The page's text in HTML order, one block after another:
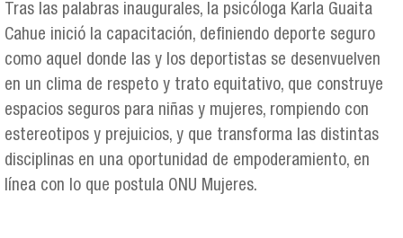
Tras las palabras inaugurales, la psicóloga Karla Guaita
Cahue inició la capacitación, definiendo deporte seguro
como aquel donde las y los deportistas se desenvuelven
en un clima de respeto y trato equitativo, que construye
espacios seguros para niñas y mujeres, rompiendo con
estereotipos y prejuicios, y que transforma las distintas
disciplinas en una oportunidad de empoderamiento, en
línea con lo que postula ONU Mujeres.